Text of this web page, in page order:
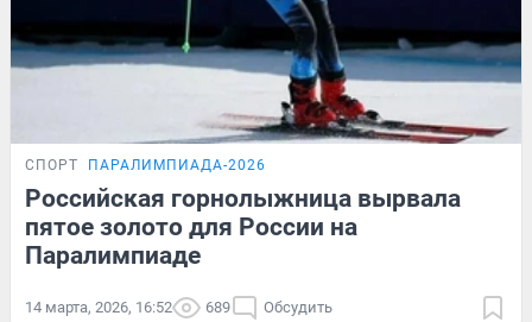
СПОРТ ПАРАЛИМПИАДА-2026
Российская горнолыжница вырвала
пятое золото для России на
Паралимпиаде
14 марта, 2026, 16:52 689 Обсудить